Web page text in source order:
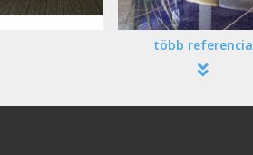
több referencia